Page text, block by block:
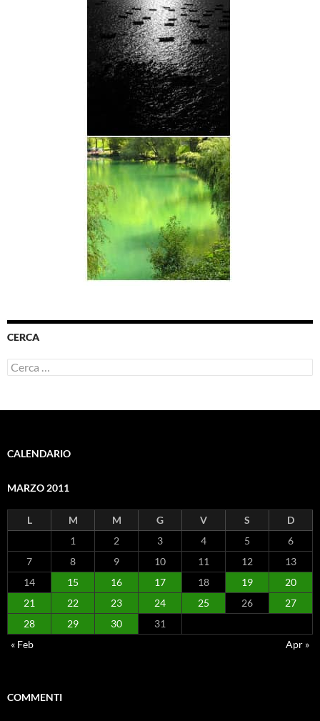
CERCA
Ricerca
per:
CALENDARIO
MARZO 2011
L M M G V S
D
1
2 3 4 5
6
7
8 9 10 11 12
13
14
15 16 17 18 19
20
21
22 23 24 25 26
27
28
29 30
31
« Feb
Apr »
COMMENTI